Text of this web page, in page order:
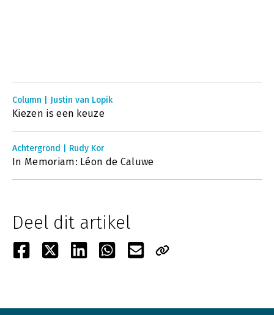
Column | Justin van Lopik
Kiezen is een keuze
Achtergrond | Rudy Kor
In Memoriam: Léon de Caluwe
Deel dit artikel